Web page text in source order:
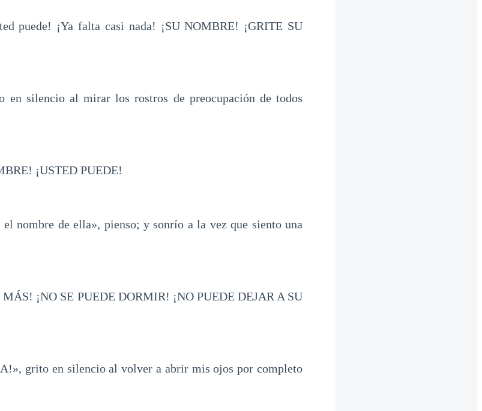
puede! ¡Ya falta casi nada! ¡SU NOMBRE! ¡GRITE SU
en silencio al mirar los rostros de preocupación de todos
¡USTED PUEDE!
nombre de ella», pienso; y sonrío a la vez que siento una
¡NO SE PUEDE DORMIR! ¡NO PUEDE DEJAR A SU
grito en silencio al volver a abrir mis ojos por completo